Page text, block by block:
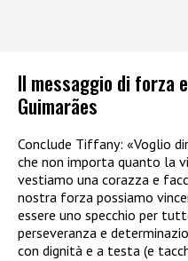
Il messaggio di forza
Guimarães
Conclude Tiffany: «Voglio
che non importa quanto la
vestiamo una corazza e
nostra forza possiamo
essere uno specchio per
perseveranza e
con dignità e a testa (e